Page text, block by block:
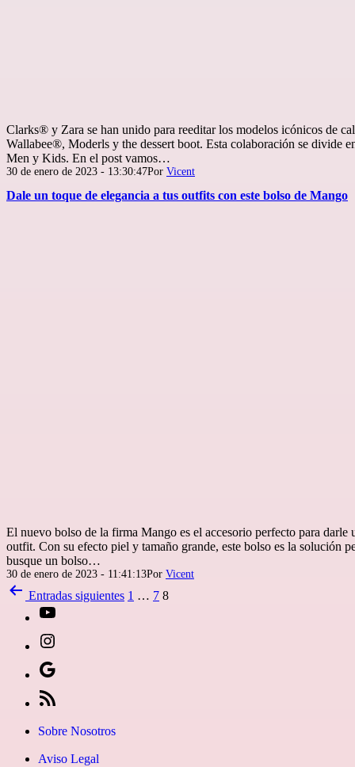
Clarks® y Zara se han unido para reeditar los modelos icónicos de
Wallabee®, Moderls y the dessert boot. Esta colaboración se divide
Men y Kids. En el post vamos…
Publicada
30 de enero de 2023 - 13:30:47Por Vicent
Dale un toque de elegancia a tus outfits con este bolso de Mango
El nuevo bolso de la firma Mango es el accesorio perfecto para darle
outfit. Con su efecto piel y tamaño grande, este bolso es la solución
busque un bolso…
Publicada
el
30 de enero de 2023 - 11:41:13Por Vicent
Paginación
entradas
Entradas siguientes 1 … 7 8
instagram»]
fa-
youtube»]
Google
News
icon
icon=»fa
Sobre Nosotros
Aviso Legal